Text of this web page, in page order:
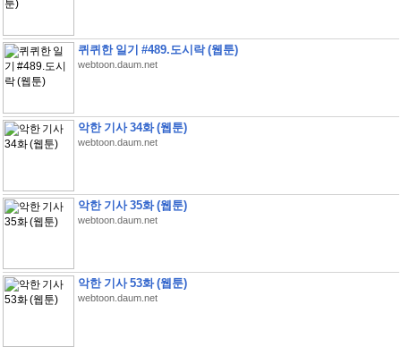
퀴퀴한 일기 #489.도시락 (웹툰)
webtoon.daum.net
악한 기사 34화 (웹툰)
webtoon.daum.net
악한 기사 35화 (웹툰)
webtoon.daum.net
악한 기사 53화 (웹툰)
webtoon.daum.net